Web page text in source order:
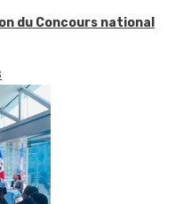
du Concours national